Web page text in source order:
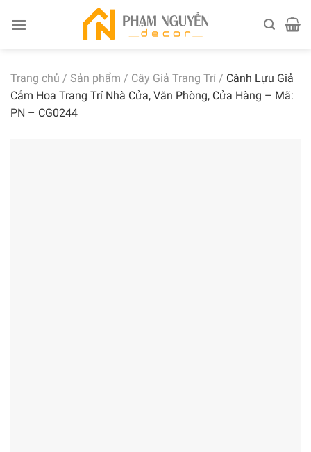
Trang chủ / Sản phẩm / Cây Giả Trang Trí / Cành Lựu Giả
Cắm Hoa Trang Trí Nhà Cửa, Văn Phòng, Cửa Hàng – Mã:
PN – CG0244